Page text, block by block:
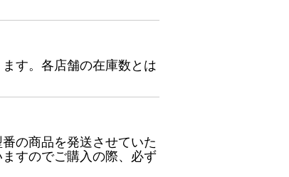
す。各店舗の在庫数とは
の商品を発送させていた
すのでご購入の際、必ず